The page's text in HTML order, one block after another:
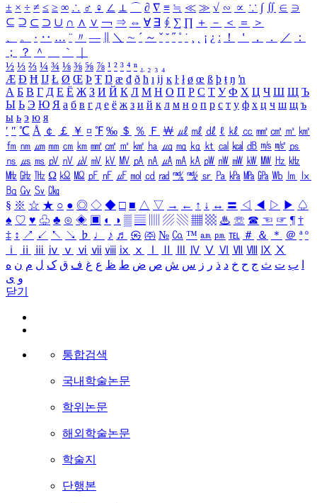
± × ÷ ≠ ≤ ≥ ∞ ∴ ♂ ♀ ∠ ⊥ ⌒ ∂ ∇ ≡ ≒ ≪ ≫ √ ∽ ∝ ∵ ∫ ∬ ∈ ∋
⊆ ⊇ ⊂ ⊃ ∪ ∩ ∧ ∨ ￢ ⇒ ⇔ ∀ ∃ ∮ ∑ ∏ ＋ － ＜ ＝
＞
、
。 · ‥ … ¨ 〃 ― ＼ ∼ ´ ～ ˇ ˘ ˝ ˚ ˙ ¸ ¡ ¿ ː ！ ＇ ， ． ／
：
；
？ ＾ ｀
½ ⅓ ⅔ ¼ ¾ ⅛ ⅜ ⅝ ⅞ ¹ ² ³ ⁴ ⁿ ₁ ₂ ₃ ₄
Æ Ð Ħ Ĳ Ł Ø Œ Þ Ŧ Ŋ æ đ ð ħ ı ĳ ĸ ŀ ł ø œ ß þ ŧ ŋ ŉ
А Б В Г Д Е Ё Ж З И Й К Л М Н О П Р С Т У Ф Х Ц Ч Ш Щ Ъ
Ы Ь Э Ю Я а б в г д е ё ж з и й к л м н о п р с т у ф х ц ч ш щ ъ
ы ь э ю я
′ ″ ℃ Å ￠ ￡ ￥ ¤ ℉ ‰ ＄ ％ Ｆ ￦ ㎕ ㎖ ㎗ ℓ ㎘ ㏄ ㎣ ㎤ ㎥ ㎦
㎙ ㎚ ㎛ ㎜ ㎝ ㎞ ㎟ ㎠ ㎡ ㎢ ㏊ ㎍ ㎎ ㎏ ㏏ ㎈ ㎉ ㏈ ㎧ ㎨ ㎰
㎱ ㎲ ㎳ ㎴ ㎵ ㎶ ㎷ ㎸ ㎹ ㎀ ㎁ ㎂ ㎃ ㎄ ㎺ ㎻ ㎽ ㎾ ㎿ ㎐ ㎑
㎒ ㎓ ㎔ Ω ㏀ ㏁ ㎊ ㎋ ㎌ ㏖ ㏅ ㎭ ㎮ ㎯ ㏛ ㎩ ㎪ ㎫ ㎬ ㏝ ㏐
㏓
㏃ ㏉ ㏜ ㏆
§ ※ ☆ ★ ○ ● ◎ ◇ ◆ □ ■ △ ▽ → ← ↑ ↓ ↔ 〓 ◁ ◀ ▷ ▶ ♤
♠ ♡ ♥ ♧ ♣ ⊙ ◈ ▣ ◐ ◑ ▒ ▤ ▨ ▧ ▦ ▩ ♨ ☏ ☎ ☜ ☞ ¶ †
‡ ↕ ↗ ↙ ↖ ↘ ♭ ♩ ♪ ♬ ㉿ ㈜ № ㏇ ™ ㏂ ㏘ ℡ ＃ ＆ ＊ ＠ ª º
ⅰ
ⅱ ⅲ ⅳ ⅴ ⅵ ⅶ ⅷ ⅸ ⅹ Ⅳ Ⅴ Ⅵ Ⅶ Ⅷ Ⅸ Ⅹ
ب ت ث ج ح خ د ذ ر ز س ش ص ض ط ظ ع غ ف ق ک ل م ن ه
و ی
닫기
통합검색
국내학술논문
학위논문
해외학술논문
학술지
단행본